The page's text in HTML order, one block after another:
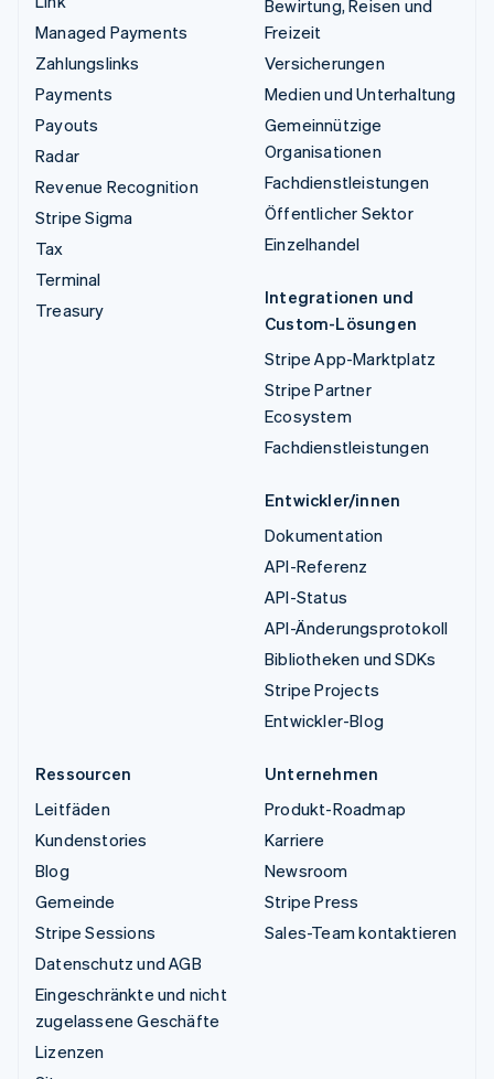
Managed Payments
Zahlungslinks
Payments
Payouts
Radar
Revenue Recognition
Stripe Sigma
Tax
Terminal
Treasury
Bewirtung, Reisen und
Freizeit
Versicherungen
Medien und Unterhaltung
Gemeinnützige
Organisationen
Fachdienstleistungen
Öffentlicher Sektor
Einzelhandel
Integrationen und
Custom-Lösungen
Stripe App-Marktplatz
Stripe Partner
Ecosystem
Fachdienstleistungen
Entwickler/innen
Dokumentation
API-Referenz
API-Status
API-Änderungsprotokoll
Bibliotheken und SDKs
Stripe Projects
Entwickler-Blog
Ressourcen
Leitfäden
Kundenstories
Blog
Gemeinde
Stripe Sessions
Datenschutz und AGB
Eingeschränkte und nicht
zugelassene Geschäfte
Lizenzen
Unternehmen
Produkt-Roadmap
Karriere
Newsroom
Stripe Press
Sales-Team kontaktieren